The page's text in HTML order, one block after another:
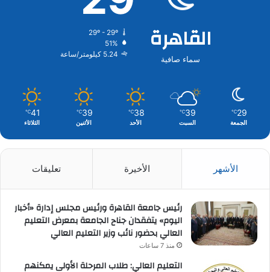
القاهرة
سماء صافية
29º - 29º
51%
5.24 كيلومتر/ساعة
29
℃
الجمعة
39
℃
السبت
38
℃
الأحد
39
℃
الأثنين
41
℃
الثلاثاء
الأشهر الأخيرة تعليقات
رئيس جامعة القاهرة ورئيس مجلس إدارة «أخبار
اليوم» يتفقدان جناح الجامعة بمعرض التعليم
العالي بحضور نائب وزير التعليم العالي
منذ 7 ساعات
التعليم العالي: طلاب المرحلة الأولى يمكنهم